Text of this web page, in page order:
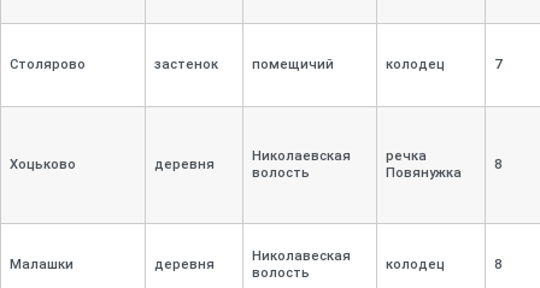
Столярово застенок помещичий колодец 7
Хоцьково деревня
Николаевская
волость
речка
Повянужка
8
Малашки деревня
Николавеская
волость
колодец 8